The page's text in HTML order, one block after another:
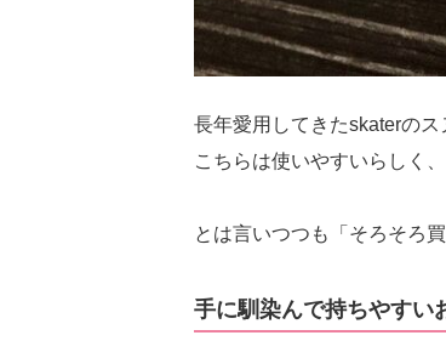
長年愛用してきたskaterのス
こちらは使いやすいらしく
とは言いつつも「そろそろ
手に馴染んで持ちやすい